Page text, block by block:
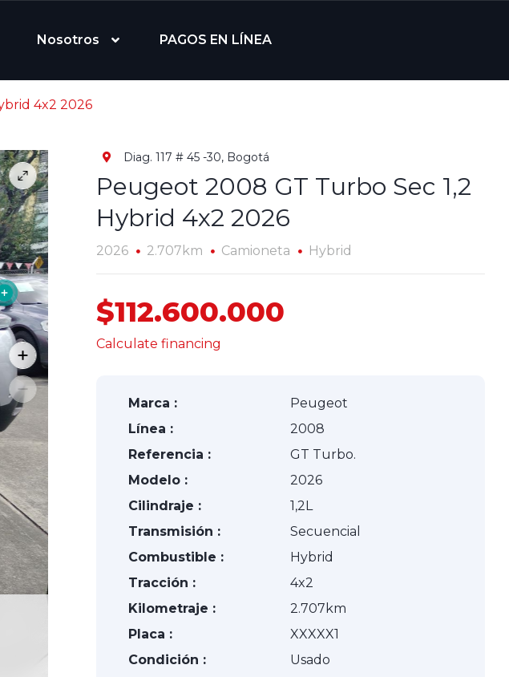
Nosotros PAGOS EN LÍNEA
4x2 2026
Diag. 117 # 45 -30, Bogotá
Peugeot 2008 GT Turbo Sec 1,2
Hybrid 4x2 2026
2026 2.707km Camioneta Hybrid
$112.600.000
Calculate financing
Marca :
Peugeot
Línea :
2008
Referencia :
GT Turbo.
Modelo :
2026
Cilindraje :
1,2L
Transmisión :
Secuencial
Combustible :
Hybrid
Tracción :
4x2
Kilometraje :
2.707km
Placa :
XXXXX1
Condición :
Usado